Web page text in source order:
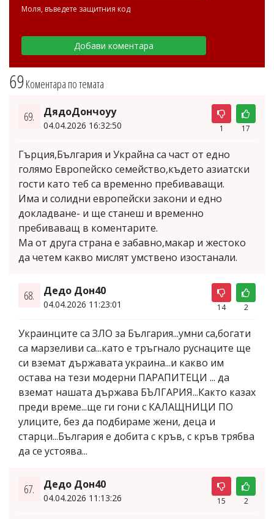
69Коментара по темата
69. ДядоДончоуу
04.04.2026 16:32:50 1 17
Гърция,България и Украйна са част от едно
голямо Европейско семейство,където азиатски
гости като теб са временно пребиваващи.
Има и солидни европейски закони и едно
докладване- и ще станеш и временно
пребиваващ в коментарите.
Ма от друга страна е забавно,макар и жестоко
да четем какво мислят умствено изостанали.
68. Дедо Дон40
04.04.2026 11:23:01 14 2
Украинците са ЗЛО за България...умни са,богати
са марзеливи са...като е тръгнало руснаците ще
си вземат държавата украина...и какво им
остава на тези модерни ПАРАПИТЕЦИ ... да
вземат нашата държава БЪЛГАРИЯ...Както казах
преди време...ще ги гони с КАЛАЩНИЦИ ПО
улиците, без да подбираме жени, деца и
старци...България е добита с кръв, с кръв трябва
да се устоява...
67. Дедо Дон40
04.04.2026 11:13:26 15 2
Моля, въведете защитния код